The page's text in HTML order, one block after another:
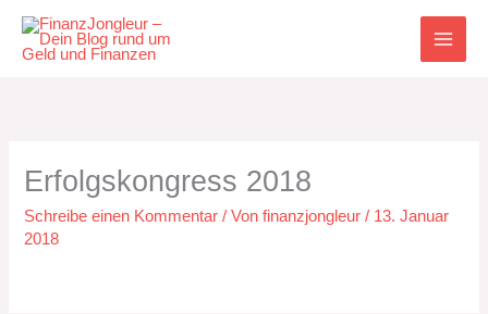
Inhalt
springen
Erfolgskongress 2018
Schreibe einen Kommentar / Vonfinanzjongleur/ 13. Januar
2018